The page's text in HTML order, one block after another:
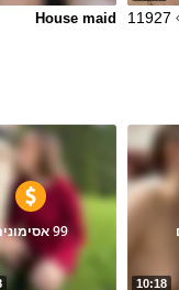
11927
House maid
10:18
99 אסימונים